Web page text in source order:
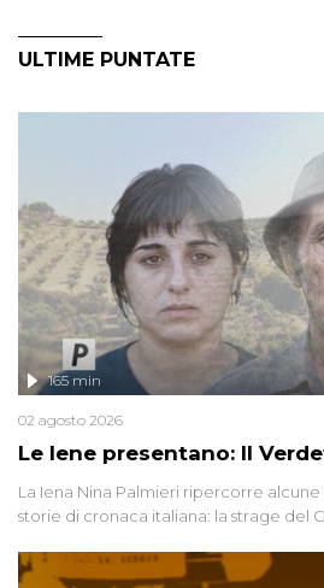
ULTIME PUNTATE
Le Iene presentano: Il
165 min
02 agosto 2026
La Iena Nina Palmieri ripercorre
storie di cronaca italiana: la strage del